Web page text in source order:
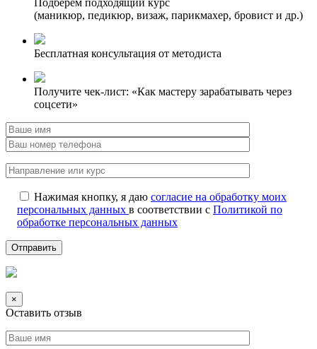
Подберём подходящий курс
(маникюр, педикюр, визаж, парикмахер, бровист и др.)
Бесплатная консультация от методиста
Получите чек-лист: «Как мастеру зарабатывать через
соцсети»
Нажимая кнопку, я даю согласие на обработку моих
персональных данных в соответствии с Политикой по
обработке персональных данных
×
Оставить отзыв